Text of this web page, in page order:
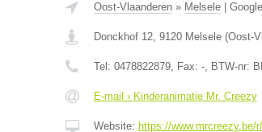
Oost-Vlaanderen» Melsele|
Donckhof 12, 9120 Melsele(Oost-
Tel: 0478822879, Fax: -, BTW-nr:
E-mail › Kinderanimatie Mr. Creezy
Website: https://www.mrcreezy.be/